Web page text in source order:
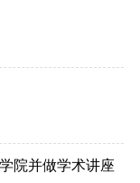
院并做学术讲座